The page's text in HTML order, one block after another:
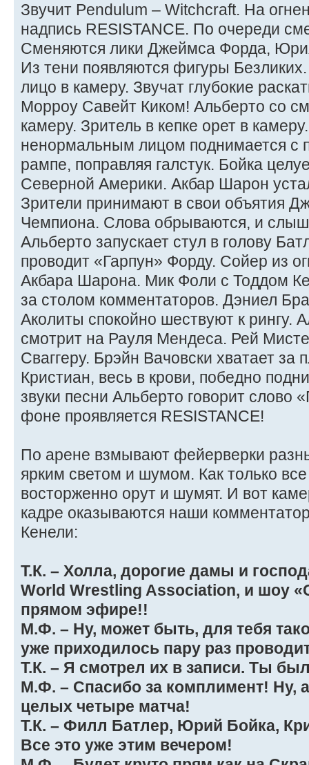
Звучит Pendulum – Witchcraft. На
надпись RESISTANCE. По очереди
Сменяются лики Джеймса Форда,
Из тени появляются фигуры
лицо в камеру. Звучат глубокие
Морроу Савейт Киком! Альберто со
камеру. Зритель в кепке орет в
ненормальным лицом поднимается с
рампе, поправляя галстук. Бойка
Северной Америки. Акбар Шарон
Зрители принимают в свои объятия
Чемпиона. Слова обрываются, и
Альберто запускает стул в голову
проводит «Гарпун» Форду. Сойер из
Акбара Шарона. Мик Фоли с Тоддом
за столом комментаторов. Дэниел
Аколиты спокойно шествуют к рингу.
смотрит на Рауля Мендеса. Рей
Сваггеру. Брэйн Вачовски хватает за
Кристиан, весь в крови, победно
звуки песни Альберто говорит слово
фоне проявляется RESISTANCE!
По арене взмывают фейерверки
ярким светом и шумом. Как только все
восторженно орут и шумят. И вот
кадре оказываются наши
Кенели:
Т.К. – Холла, дорогие дамы и
World Wrestling Association, и шоу
прямом эфире!!
М.Ф. – Ну, может быть, для тебя
уже приходилось пару раз
Т.К. – Я смотрел их в записи. Ты
М.Ф. – Спасибо за комплимент! Ну,
целых четыре матча!
Т.К. – Филл Батлер, Юрий Бойка,
Все это уже этим вечером!